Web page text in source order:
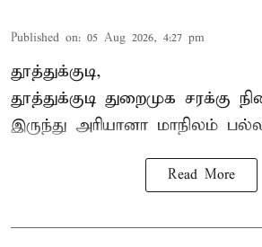
Published on: 05 Aug 2026, 4:27 pm
தூத்துக்குடி,
தூத்துக்குடி துறைமுக சரக்கு
இருந்து அரியானா மாநிலம்
Read More